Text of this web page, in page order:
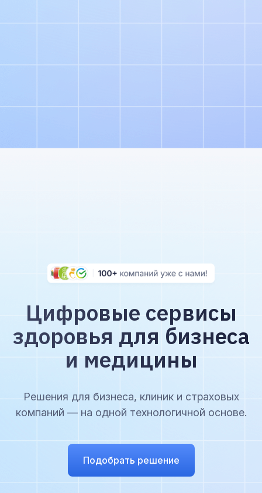
Цифровые сервисы
здоровья для бизнеса
и медицины
Решения для бизнеса, клиник и страховых
компаний — на одной технологичной основе.
Подобрать решение